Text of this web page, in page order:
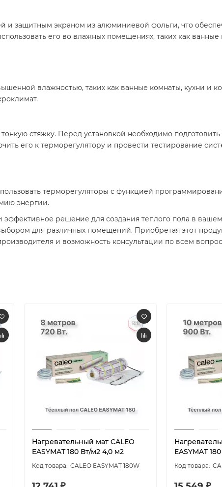
защитным экраном из алюминиевой фольги, что
его во влажных помещениях, таких как ванные
влажностью, таких как ванные комнаты, кухни и
стяжку. Перед установкой необходимо
его к терморегулятору и провести тестирование
терморегуляторы с функцией
энергии.​
эффективное решение для создания теплого пола в
для различных помещений. Приобретая этот
и возможность консультации по всем
Нагревательный мат CALEO
EASYMAT 180 Вт/м2 4,0 м2
CALEO EASYMAT 180W
EASYMAT